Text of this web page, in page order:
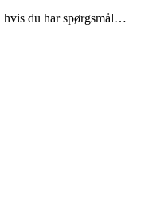
hvis du har spørgsmål…